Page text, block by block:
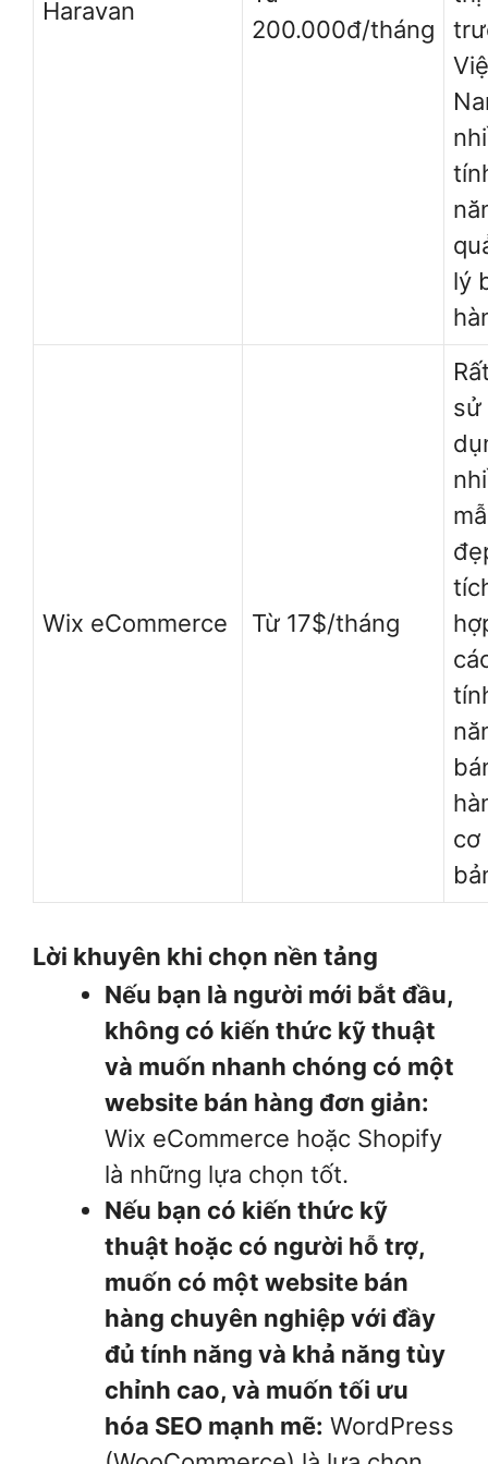
Haravan
200.000đ/tháng
lý
Wix eCommerce Từ 17$/tháng
sử
cơ
Lời khuyên khi chọn nền tảng
Nếu bạn là người mới bắt đầu,
không có kiến thức kỹ thuật
và muốn nhanh chóng có một
website bán hàng đơn giản:
Wix eCommerce hoặc Shopify
là những lựa chọn tốt.
Nếu bạn có kiến thức kỹ
thuật hoặc có người hỗ trợ,
muốn có một website bán
hàng chuyên nghiệp với đầy
đủ tính năng và khả năng tùy
chỉnh cao, và muốn tối ưu
hóa SEO mạnh mẽ: WordPress